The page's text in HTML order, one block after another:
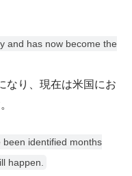
and has now become the
なり、現在は米国にお
identified months
happen.